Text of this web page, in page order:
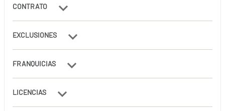
CONTRATO
EXCLUSIONES
FRANQUICIAS
LICENCIAS